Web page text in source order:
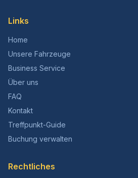
Links
Home
Unsere Fahrzeuge
Business Service
Über uns
FAQ
Kontakt
Treffpunkt-Guide
Buchung verwalten
Rechtliches